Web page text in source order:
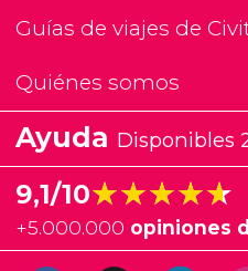
Guías de viajes de
Quiénes somos
Ayuda Disponibles
9,1/10★★★★★
★★★★★
+5.000.000 opiniones